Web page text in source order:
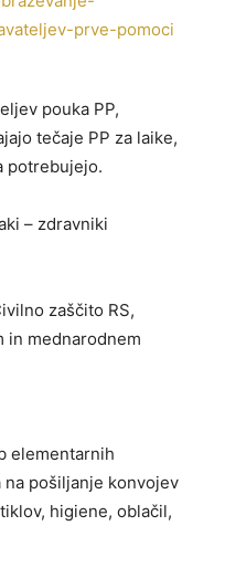
pouka PP,
tečaje PP za laike,
potrebujejo.
– zdravniki
zaščito RS,
in mednarodnem
elementarnih
na pošiljanje konvojev
higiene, oblačil,